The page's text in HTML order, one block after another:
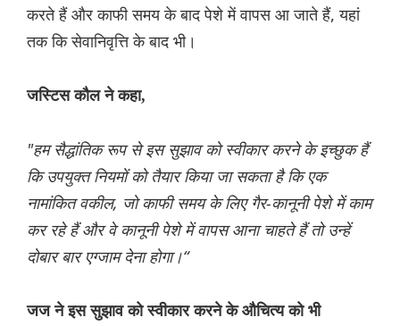
करते हैं और काफी समय के बाद पेशे में वापस आ जाते हैं, यहां
तक कि सेवानिवृत्ति के बाद भी।
जस्टिस कौल ने कहा,
"हम सैद्धांतिक रूप से इस सुझाव को स्वीकार करने के इच्छुक हैं
कि उपयुक्त नियमों को तैयार किया जा सकता है कि एक
नामांकित वकील, जो काफी समय के लिए गैर-कानूनी पेशे में काम
कर रहे हैं और वे कानूनी पेशे में वापस आना चाहते हैं तो उन्हें
दोबार बार एग्जाम देना होगा।“
जज ने इस सुझाव को स्वीकार करने के औचित्य को भी